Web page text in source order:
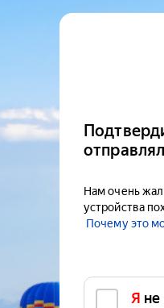
Нам очень
устройства
Почему это
Я